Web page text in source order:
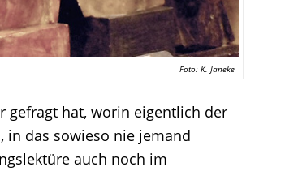
Foto: K. Janeke
gefragt hat, worin eigentlich der
in das sowieso nie jemand
auch noch im